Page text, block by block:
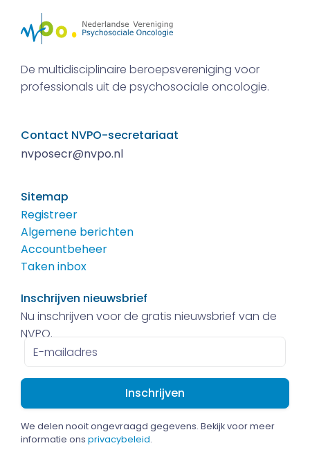
De multidisciplinaire beroepsvereniging voor
professionals uit de psychosociale oncologie.
Contact NVPO-secretariaat
nvposecr@nvpo.nl
Sitemap
Registreer
Algemene berichten
Accountbeheer
Taken inbox
Inschrijven nieuwsbrief
Nu inschrijven voor de gratis nieuwsbrief van de
NVPO.
E-
mailadres
We delen nooit ongevraagd gegevens. Bekijk voor meer
informatie ons privacybeleid.